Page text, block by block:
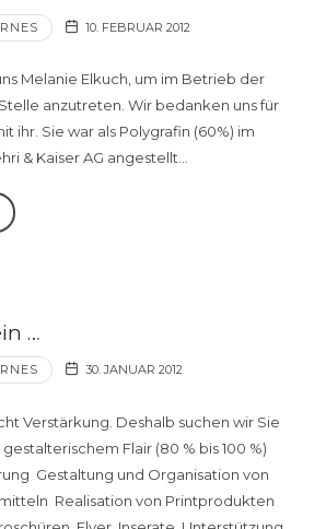
10. FEBRUAR 2012
Melanie Elkuch, um im Betrieb der
anzutreten. Wir bedanken uns für
ihr. Sie war als Polygrafin (60%) im
& Kaiser AG angestellt…
…
30. JANUAR 2012
Verstärkung. Deshalb suchen wir Sie
Flair (80 % bis 100 %)
Gestaltung und Organisation von
Realisation von Printprodukten